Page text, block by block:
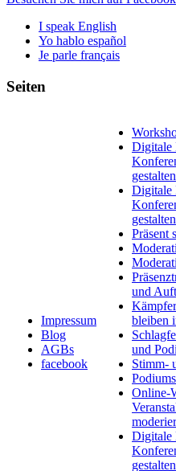
I speak English
Yo hablo español
Je parle français
Seiten
Impressum
Blog
AGBs
facebook
Digitale
gestalten
Digitale
gestalten
Präsent
und
bleiben
und
Stimm-
Online-
Digitale
gestalten